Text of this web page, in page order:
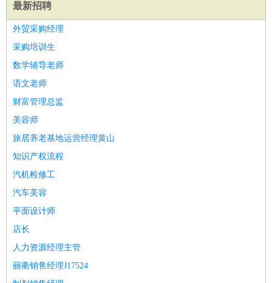
最新招聘
外贸采购经理
采购培训生
数学辅导老师
语文老师
财富管理总监
美容师
旅居养老基地运营经理黄山
知识产权流程
汽机检修工
汽车美容
平面设计师
店长
人力资源经理主管
丽衢销售经理J17524